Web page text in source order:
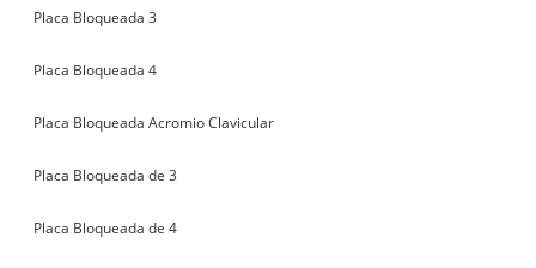
Placa Bloqueada 3
Placa Bloqueada 4
Placa Bloqueada Acromio Clavicular
Placa Bloqueada de 3
Placa Bloqueada de 4